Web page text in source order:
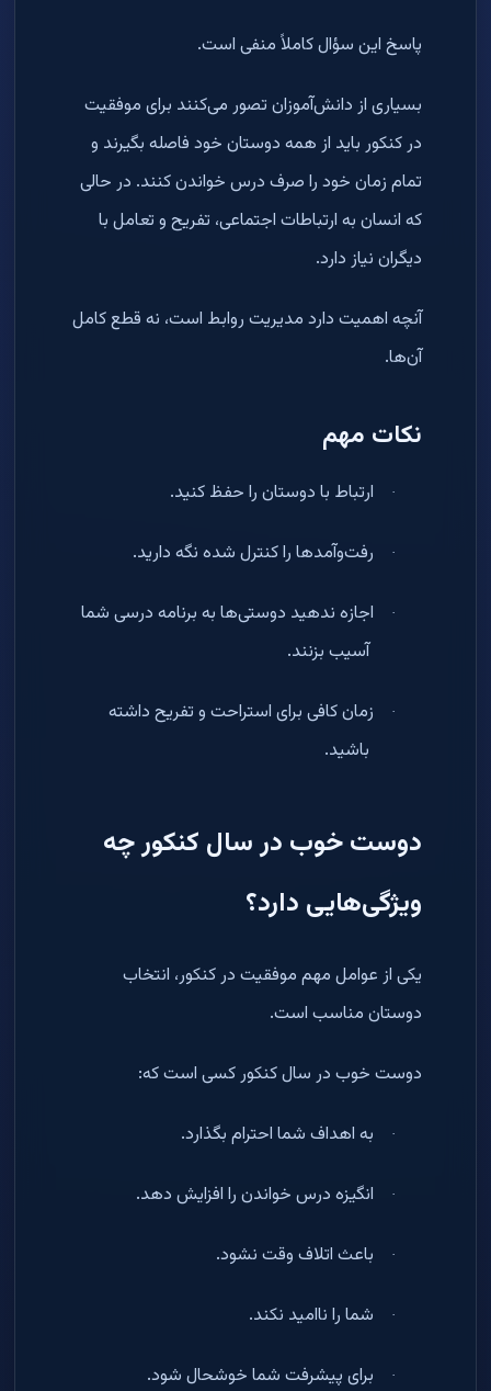
پاسخ این سؤال کاملاً منفی است.
بسیاری از دانش‌آموزان تصور می‌کنند برای موفقیت
در کنکور باید از همه دوستان خود فاصله بگیرند و
تمام زمان خود را صرف درس خواندن کنند. در حالی
که انسان به ارتباطات اجتماعی، تفریح و تعامل با
دیگران نیاز دارد.
آنچه اهمیت دارد مدیریت روابط است، نه قطع کامل
آن‌ها.
نکات مهم
· ارتباط با دوستان را حفظ کنید.
· رفت‌وآمدها را کنترل شده نگه دارید.
·
اجازه ندهید دوستی‌ها به برنامه درسی شما
آسیب بزنند.
·
زمان کافی برای استراحت و تفریح داشته
باشید.
دوست خوب در سال کنکور چه
ویژگی‌هایی دارد؟
یکی از عوامل مهم موفقیت در کنکور، انتخاب
دوستان مناسب است.
دوست خوب در سال کنکور کسی است که:
· به اهداف شما احترام بگذارد.
· انگیزه درس خواندن را افزایش دهد.
· باعث اتلاف وقت نشود.
· شما را ناامید نکند.
· برای پیشرفت شما خوشحال شود.